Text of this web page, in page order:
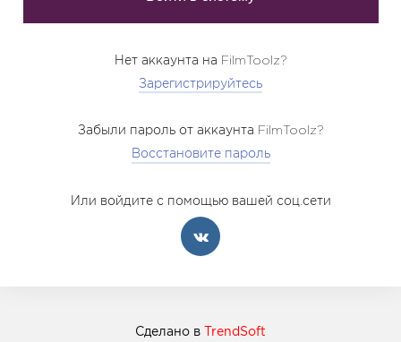
Нет аккаунта на FilmToolz?
Зарегистрируйтесь
Забыли пароль от аккаунта FilmToolz?
Восстановите пароль
Или войдите с помощью вашей соц.сети
Сделано в TrendSoft